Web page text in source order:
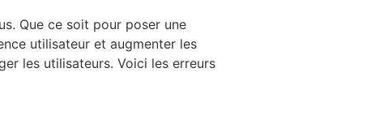
Que ce soit pour poser une
utilisateur et augmenter les
les utilisateurs. Voici les erreurs